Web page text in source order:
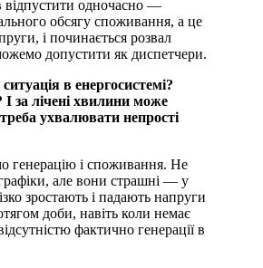
відпустити одночасно —
обсягу споживання, а це
і починається розвал
допустити як диспетчери.
в енергосистемі?
за лічені хвилини може
ухвалювати непрості
генерацію і споживання. Не
але вони страшні — у
зростають і падають напруги
доби, навіть коли немає
фактично генерації в